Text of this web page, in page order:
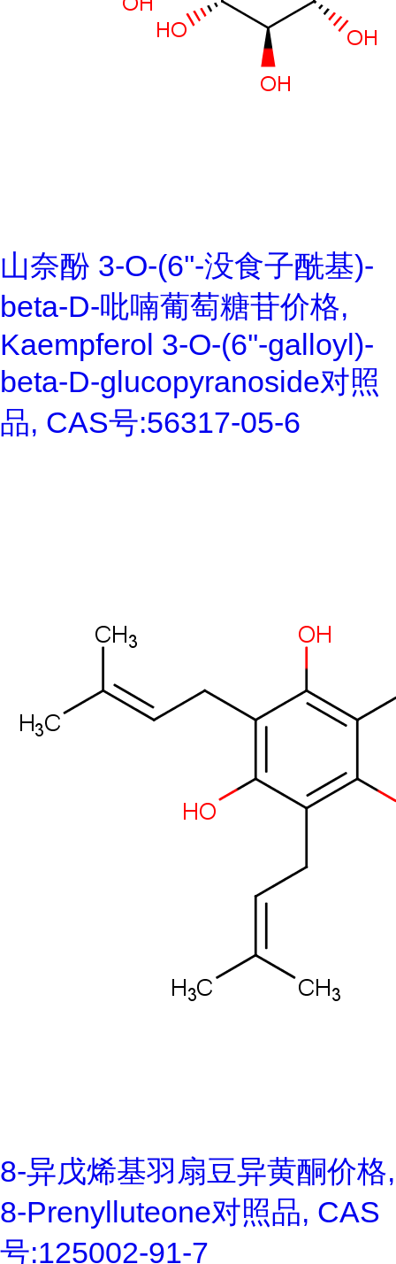
山奈酚 3-O-(6''-没食子酰基)-
beta-D-吡喃葡萄糖苷价格,
Kaempferol 3-O-(6''-galloyl)-
beta-D-glucopyranoside对照
品, CAS号:56317-05-6
8-异戊烯基羽扇豆异黄酮价格,
8-Prenylluteone对照品, CAS
号:125002-91-7